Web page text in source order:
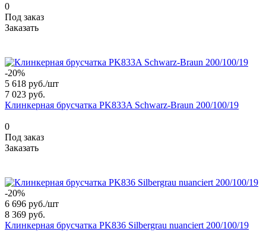
0
Под заказ
Заказать
-20%
5 618 руб./шт
7 023 руб.
Клинкерная брусчатка PK833A Schwarz-Braun 200/100/19
0
Под заказ
Заказать
-20%
6 696 руб./шт
8 369 руб.
Клинкерная брусчатка PK836 Silbergrau nuanciert 200/100/19